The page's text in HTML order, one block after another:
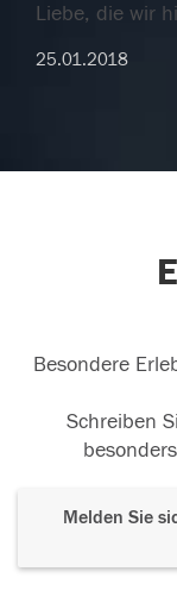
Liebe, die wir
25.01.2018
Zum Paradies
23.01.2018
Besondere
Schreiben
Melden Sie